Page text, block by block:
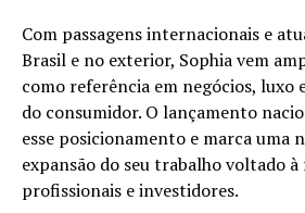
Com passagens internacionais e
Brasil e no exterior, Sophia vem
como referência em negócios,
do consumidor. O lançamento
esse posicionamento e marca uma
expansão do seu trabalho voltado
profissionais e investidores.